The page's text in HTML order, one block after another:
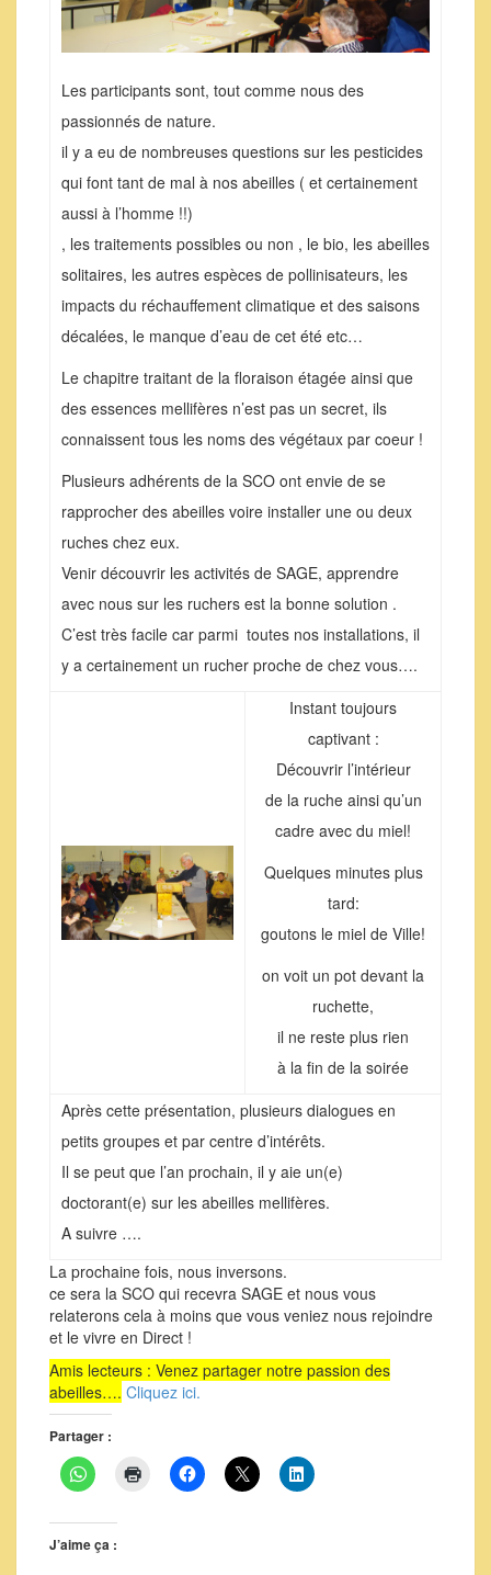
Les participants sont, tout comme nous des
passionnés de nature.
il y a eu de nombreuses questions sur les pesticides
qui font tant de mal à nos abeilles ( et certainement
aussi à l’homme !!)
, les traitements possibles ou non , le bio, les abeilles
solitaires, les autres espèces de pollinisateurs, les
impacts du réchauffement climatique et des saisons
décalées, le manque d’eau de cet été etc…
Le chapitre traitant de la floraison étagée ainsi que
des essences mellifères n’est pas un secret, ils
connaissent tous les noms des végétaux par coeur !
Plusieurs adhérents de la SCO ont envie de se
rapprocher des abeilles voire installer une ou deux
ruches chez eux.
Venir découvrir les activités de SAGE, apprendre
avec nous sur les ruchers est la bonne solution .
C’est très facile car parmi toutes nos installations, il
y a certainement un rucher proche de chez vous….
Instant toujours
captivant :
Découvrir l’intérieur
de la ruche ainsi qu’un
cadre avec du miel!
Quelques minutes plus
tard:
goutons le miel de Ville!
on voit un pot devant la
ruchette,
il ne reste plus rien
à la fin de la soirée
Après cette présentation, plusieurs dialogues en
petits groupes et par centre d’intérêts.
Il se peut que l’an prochain, il y aie un(e)
doctorant(e) sur les abeilles mellifères.
A suivre ….
La prochaine fois, nous inversons.
ce sera la SCO qui recevra SAGE et nous vous
relaterons cela à moins que vous veniez nous rejoindre
et le vivre en Direct !
Amis lecteurs : Venez partager notre passion des
abeilles…. Cliquez ici.
Partager :
J’aime ça :